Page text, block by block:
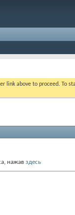
link above to proceed. To
нажав здесь